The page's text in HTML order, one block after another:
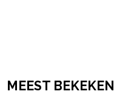
MEEST BEKEKEN